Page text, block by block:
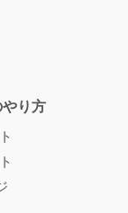
り方